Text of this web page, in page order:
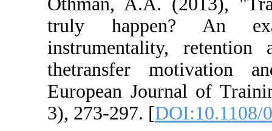
truly
thetransfer
European
3), 273-297. [